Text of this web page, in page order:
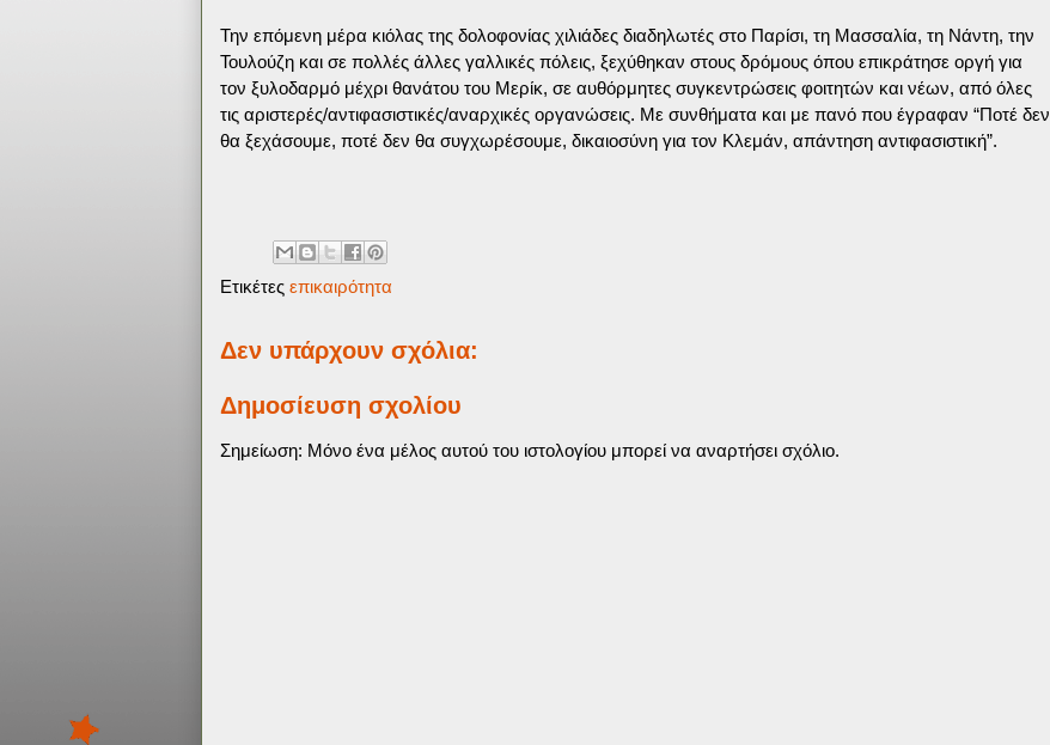
Την επόμενη μέρα κιόλας της δολοφονίας χιλιάδες διαδηλωτές στο Παρίσι, τη Μασσαλία, τη Νάντη, την
Τουλούζη και σε πολλές άλλες γαλλικές πόλεις, ξεχύθηκαν στους δρόμους όπου επικράτησε οργή για
τον ξυλοδαρμό μέχρι θανάτου του Μερίκ, σε αυθόρμητες συγκεντρώσεις φοιτητών και νέων, από όλες
τις αριστερές/αντιφασιστικές/αναρχικές οργανώσεις. Με συνθήματα και με πανό που έγραφαν “Ποτέ δεν
θα ξεχάσουμε, ποτέ δεν θα συγχωρέσουμε, δικαιοσύνη για τον Κλεμάν, απάντηση αντιφασιστική”.
Ετικέτες επικαιρότητα
Δεν υπάρχουν σχόλια:
Δημοσίευση σχολίου
Σημείωση: Μόνο ένα μέλος αυτού του ιστολογίου μπορεί να αναρτήσει σχόλιο.